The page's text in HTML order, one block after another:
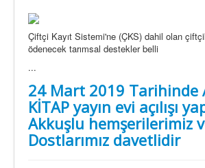
Çiftçi Kayıt Sistemi'ne (ÇKS) dahil olan
ödenecek tarımsal destekler belli
...
24 Mart 2019 Tarihinde
KİTAP yayın evi açılışı
Akkuşlu hemşerilerimiz
Dostlarımız davetlidir